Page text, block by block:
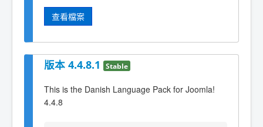
查看檔案
版本 4.4.8.1 Stable
This is the Danish Language Pack for Joomla!
4.4.8